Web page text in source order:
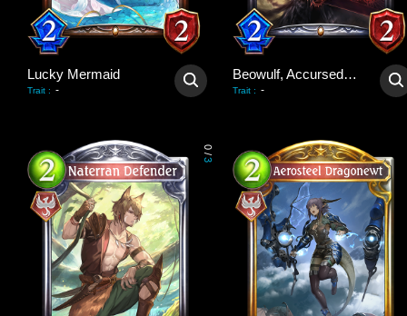
Lucky Mermaid
Trait : -
Beowulf, Accursed Hero
Trait : -
0
/
3